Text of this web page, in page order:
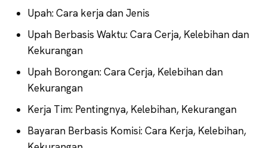
Upah: Cara kerja dan Jenis
Upah Berbasis Waktu: Cara Cerja, Kelebihan dan
Kekurangan
Upah Borongan: Cara Cerja, Kelebihan dan
Kekurangan
Kerja Tim: Pentingnya, Kelebihan, Kekurangan
Bayaran Berbasis Komisi: Cara Kerja, Kelebihan,